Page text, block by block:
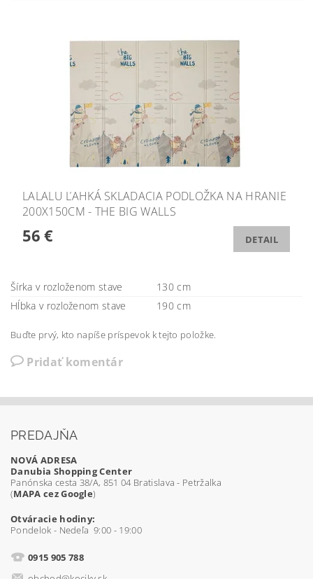
LALALU ĽAHKÁ SKLADACIA PODLOŽKA NA HRANIE
200X150CM - THE BIG WALLS
56 € DETAIL
Šírka v rozloženom stave
130 cm
Hĺbka v rozloženom stave
190 cm
Buďte prvý, kto napíše príspevok k tejto položke.
Pridať komentár
PREDAJŇA
NOVÁ ADRESA
Danubia Shopping Center
Panónska cesta 38/A, 851 04 Bratislava - Petržalka
(MAPA cez Google)
Otváracie hodiny:
Pondelok - Nedeľa 9:00 - 19:00
0915 905 788